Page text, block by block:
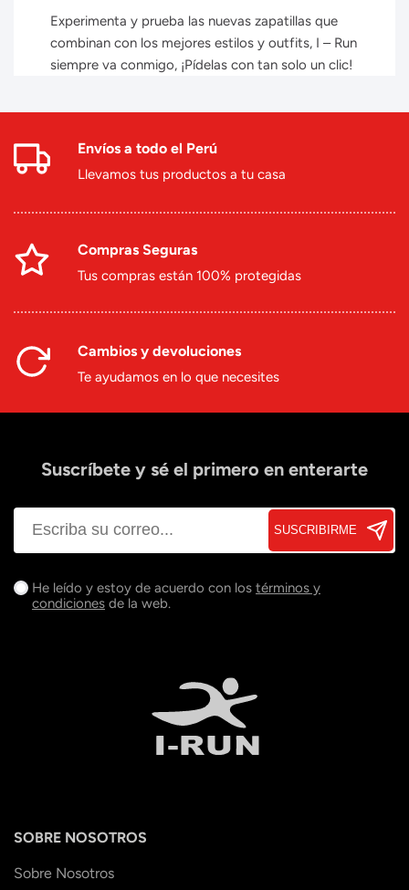
Experimenta y prueba las nuevas zapatillas que
combinan con los mejores estilos y outfits, I – Run
siempre va conmigo, ¡Pídelas con tan solo un clic!
Envíos a todo el Perú
Llevamos tus productos a tu casa
Compras Seguras
Tus compras están 100% protegidas
Cambios y devoluciones
Te ayudamos en lo que necesites
Suscríbete y sé el primero en enterarte
SUSCRIBIRME
He leído y estoy de acuerdo con los términos y
condiciones de la web.
SOBRE NOSOTROS
Sobre Nosotros